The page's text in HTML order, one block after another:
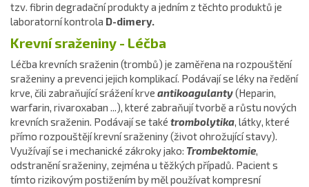
tzv. fibrin degradační produkty a jedním z těchto produktů je
laboratorní kontrola D-dimery.
Krevní sraženiny - Léčba
Léčba krevních sraženin (trombů) je zaměřena na rozpouštění
sraženiny a prevenci jejich komplikací. Podávají se léky na ředění
krve, čili zabraňující srážení krve antikoagulanty(Heparin,
warfarin, rivaroxaban ...), které zabraňují tvorbě a růstu nových
krevních sraženin. Podávají se také trombolytika, látky, které
přímo rozpouštějí krevní sraženiny (život ohrožující stavy).
Využívají se i mechanické zákroky jako: Trombektomie,
odstranění sraženiny, zejména u těžkých případů. Pacient s
tímto rizikovým postižením by měl používat kompresní